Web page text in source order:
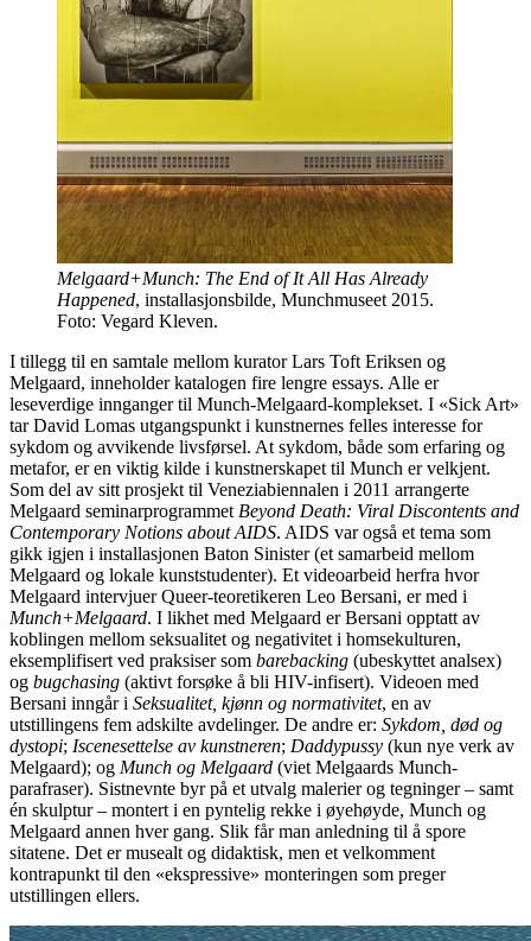
Melgaard+Munch: The End of It All Has Already
Happened, installasjonsbilde, Munchmuseet 2015.
Foto: Vegard Kleven.
I tillegg til en samtale mellom kurator Lars Toft Eriksen og
Melgaard, inneholder katalogen fire lengre essays. Alle er
leseverdige innganger til Munch-Melgaard-komplekset. I «Sick Art»
tar David Lomas utgangspunkt i kunstnernes felles interesse for
sykdom og avvikende livsførsel. At sykdom, både som erfaring og
metafor, er en viktig kilde i kunstnerskapet til Munch er velkjent.
Som del av sitt prosjekt til Veneziabiennalen i 2011 arrangerte
Melgaard seminarprogrammet Beyond Death: Viral Discontents and
Contemporary Notions about AIDS. AIDS var også et tema som
gikk igjen i installasjonen Baton Sinister (et samarbeid mellom
Melgaard og lokale kunststudenter). Et videoarbeid herfra hvor
Melgaard intervjuer Queer-teoretikeren Leo Bersani, er med i
Munch+Melgaard. I likhet med Melgaard er Bersani opptatt av
koblingen mellom seksualitet og negativitet i homsekulturen,
eksemplifisert ved praksiser som barebacking (ubeskyttet analsex)
og bugchasing (aktivt forsøke å bli HIV-infisert). Videoen med
Bersani inngår i Seksualitet, kjønn og normativitet, en av
utstillingens fem adskilte avdelinger. De andre er: Sykdom, død og
dystopi; Iscenesettelse av kunstneren; Daddypussy (kun nye verk av
Melgaard); og Munch og Melgaard (viet Melgaards Munch-
parafraser). Sistnevnte byr på et utvalg malerier og tegninger – samt
én skulptur – montert i en pyntelig rekke i øyehøyde, Munch og
Melgaard annen hver gang. Slik får man anledning til å spore
sitatene. Det er musealt og didaktisk, men et velkomment
kontrapunkt til den «ekspressive» monteringen som preger
utstillingen ellers.